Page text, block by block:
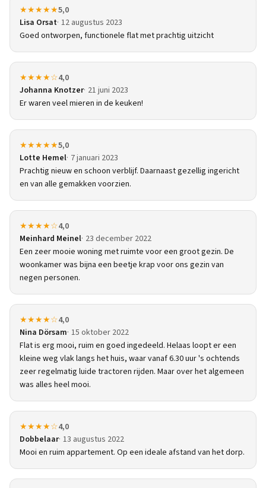
★★★★★5,0
Lisa Orsat 12 augustus 2023
Goed ontworpen, functionele flat met prachtig uitzicht
★★★★☆4,0
Johanna Knotzer 21 juni 2023
Er waren veel mieren in de keuken!
★★★★★5,0
Lotte Hemel 7 januari 2023
Prachtig nieuw en schoon verblijf. Daarnaast gezellig ingericht
en van alle gemakken voorzien.
★★★★☆4,0
Meinhard Meinel 23 december 2022
Een zeer mooie woning met ruimte voor een groot gezin. De
woonkamer was bijna een beetje krap voor ons gezin van
negen personen.
★★★★☆4,0
Nina Dörsam 15 oktober 2022
Flat is erg mooi, ruim en goed ingedeeld. Helaas loopt er een
kleine weg vlak langs het huis, waar vanaf 6.30 uur 's ochtends
zeer regelmatig luide tractoren rijden. Maar over het algemeen
was alles heel mooi.
★★★★☆4,0
Dobbelaar 13 augustus 2022
Mooi en ruim appartement. Op een ideale afstand van het dorp.